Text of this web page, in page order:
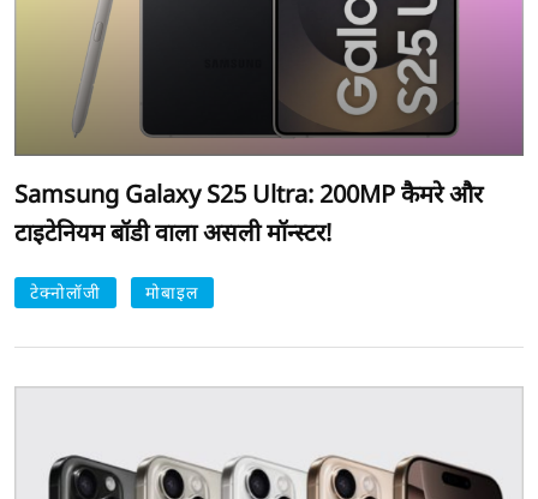
Samsung Galaxy S25 Ultra: 200MP कैमरे और
टाइटेनियम बॉडी वाला असली मॉन्स्टर!
टेक्नोलॉजी मोबाइल